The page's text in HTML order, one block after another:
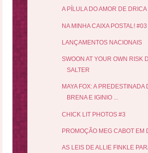
A PÍLULA DO AMOR DE DRICA
NA MINHA CAIXA POSTAL! #03
LANÇAMENTOS NACIONAIS
SWOON AT YOUR OWN RISK
SALTER
MAYA FOX: A PREDESTINADA
BRENA E IGINIO ...
CHICK LIT PHOTOS #3
PROMOÇÃO MEG CABOT EM
AS LEIS DE ALLIE FINKLE